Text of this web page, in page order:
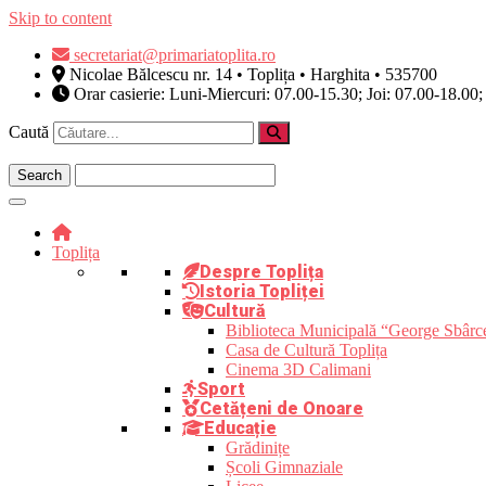
Skip to content
secretariat@primariatoplita.ro
Nicolae Bălcescu nr. 14 • Toplița • Harghita • 535700
Orar casierie: Luni-Miercuri: 07.00-15.30; Joi: 07.00-
Caută
Toplița
Despre Toplița
Istoria Topliței
Cultură
Biblioteca Municipală “George
Casa de Cultură Toplița
Cinema 3D Calimani
Sport
Cetățeni de Onoare
Educație
Grădinițe
Școli Gimnaziale